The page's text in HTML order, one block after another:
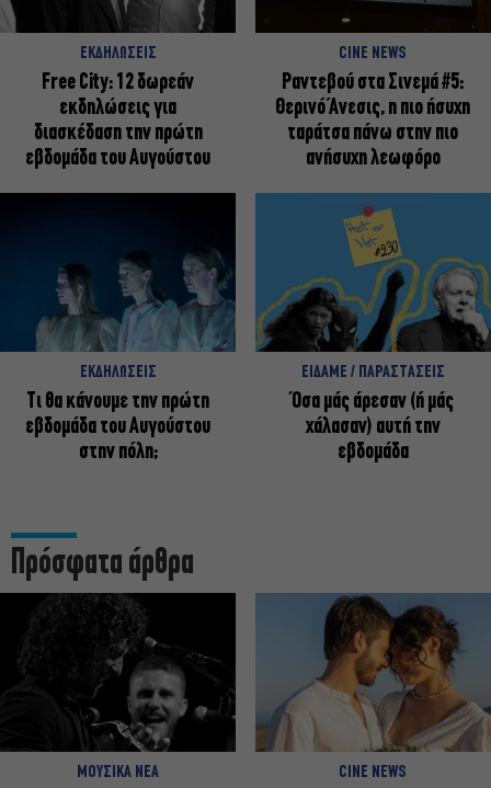
ΕΚΔΗΛΩΣΕΙΣ
Free City: 12 δωρεάν
εκδηλώσεις για
διασκέδαση την πρώτη
εβδομάδα του Αυγούστου
CINE NEWS
Ραντεβού στα Σινεμά #5:
Θερινό Άνεσις, η πιο ήσυχη
ταράτσα πάνω στην πιο
ανήσυχη λεωφόρο
ΕΚΔΗΛΩΣΕΙΣ
Τι θα κάνουμε την πρώτη
εβδομάδα του Αυγούστου
στην πόλη;
ΕΙΔΑΜΕ / ΠΑΡΑΣΤΑΣΕΙΣ
Όσα μάς άρεσαν (ή μάς
χάλασαν) αυτή την
εβδομάδα
Πρόσφατα άρθρα
ΜΟΥΣΙΚΑ ΝΕΑ CINE NEWS